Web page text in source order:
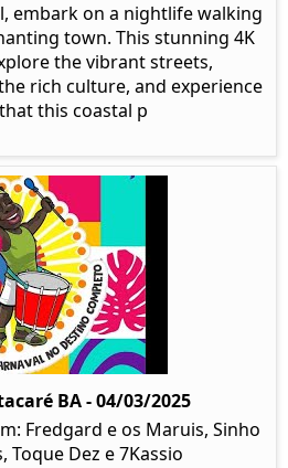
embark on a nightlife walking
town. This stunning 4K
the vibrant streets,
rich culture, and experience
this coastal p
BA - 04/03/2025
Fredgard e os Maruis, Sinho
Toque Dez e 7Kassio